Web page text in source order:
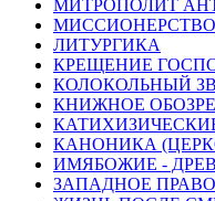
МИТРОПОЛИТ
МИССИОНЕРСТВО
ЛИТУРГИКА
КРЕЩЕНИЕ
КОЛОКОЛЬНЫЙ
КНИЖНОЕ
КАНОНИКА
ИМЯБОЖИЕ -
ЗАПАДНОЕ